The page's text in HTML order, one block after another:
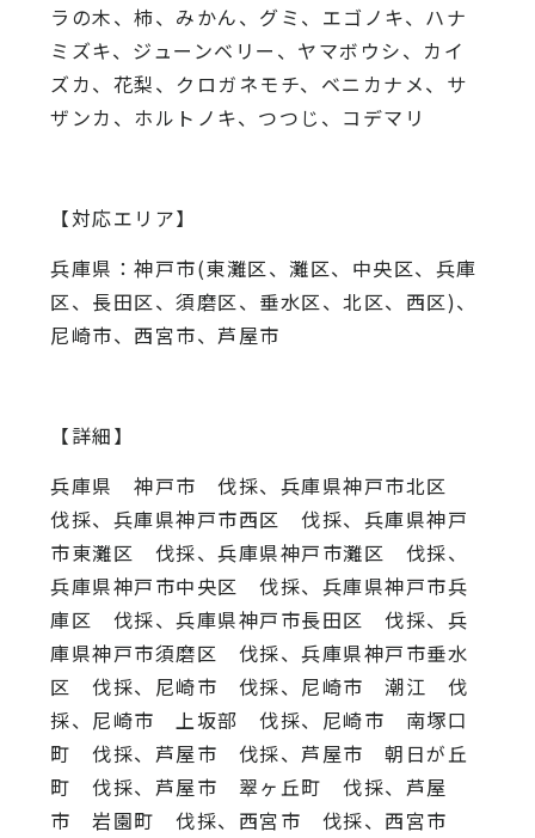
ラの木、柿、みかん、グミ、 エゴノキ、ハナ
ミズキ、ジューンベリー、ヤマボウシ、カイ
ズカ、 花梨、クロガネモチ、ベニカナメ、サ
ザンカ、ホルトノキ、 つつじ、コデマリ
【対応エリア】
兵庫県：神戸市(東灘区、灘区、中央区、兵庫
区、長田区、須磨区、垂水区、北区、西区)、
尼崎市、西宮市、芦屋市
【詳細】
兵庫県 神戸市 伐採、兵庫県神戸市北区
伐採、兵庫県神戸市西区 伐採、兵庫県神戸
市東灘区 伐採、兵庫県神戸市灘区 伐採、
兵庫県神戸市中央区 伐採、兵庫県神戸市兵
庫区 伐採、兵庫県神戸市長田区 伐採、兵
庫県神戸市須磨区 伐採、兵庫県神戸市垂水
区 伐採、尼崎市 伐採、尼崎市 潮江 伐
採、尼崎市 上坂部 伐採、尼崎市 南塚口
町 伐採、芦屋市 伐採、芦屋市 朝日が丘
町 伐採、芦屋市 翠ヶ丘町 伐採、芦屋
市 岩園町 伐採、西宮市 伐採、西宮市